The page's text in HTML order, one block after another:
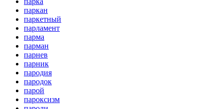
паркан
паркетный
парламент
парма
парман
парнев
парник
пародия
пародок
парой
пароксизм